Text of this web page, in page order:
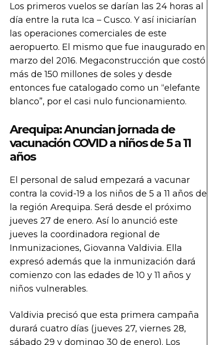
Los primeros vuelos se darían las 24 horas al
día entre la ruta Ica – Cusco. Y así iniciarían
las operaciones comerciales de este
aeropuerto. El mismo que fue inaugurado en
marzo del 2016. Megaconstrucción que costó
más de 150 millones de soles y desde
entonces fue catalogado como un “elefante
blanco”, por el casi nulo funcionamiento.
Arequipa: Anuncian jornada de
vacunación COVID a niños de 5 a 11
años
El personal de salud empezará a vacunar
contra la covid-19 a los niños de 5 a 11 años de
la región Arequipa. Será desde el próximo
jueves 27 de enero. Así lo anunció este
jueves la coordinadora regional de
Inmunizaciones, Giovanna Valdivia. Ella
expresó además que la inmunización dará
comienzo con las edades de 10 y 11 años y
niños vulnerables.
Valdivia precisó que esta primera campaña
durará cuatro días (jueves 27, viernes 28,
sábado 29 y domingo 30 de enero). Los